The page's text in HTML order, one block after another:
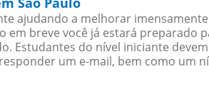
ajudando a melhorar
breve você já estará preparado
Estudantes do nível iniciante
um e-mail, bem como um